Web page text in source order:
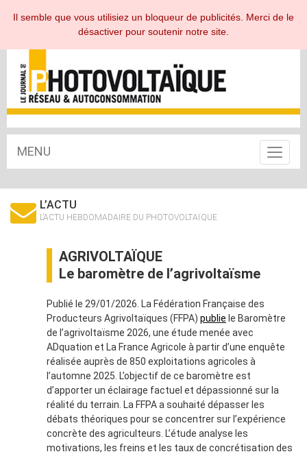
ESPACE ABONNÉ
MENU
Toggle
L’ACTU
L’ACTU HEBDOMADAIRE DU PHOTOVOLTAÏQUE
AGRIVOLTAÏQUE
Le baromètre de l’agrivoltaïsme
Publié le 29/01/2026. La Fédération Française des
Producteurs Agrivoltaïques (FFPA) publie le Baromètre
de l’agrivoltaïsme 2026, une étude menée avec
ADquation et La France Agricole à partir d’une enquête
réalisée auprès de 850 exploitations agricoles à
l’automne 2025. L’objectif de ce baromètre est
d’apporter un éclairage factuel et dépassionné sur la
réalité du terrain. La FFPA a souhaité dépasser les
débats théoriques pour se concentrer sur l’expérience
concrète des agriculteurs. L’étude analyse les
motivations, les freins et les taux de concrétisation des
Il semble que vous utilisiez un bloqueur de publicités. Merci de le
désactiver pour soutenir notre site.